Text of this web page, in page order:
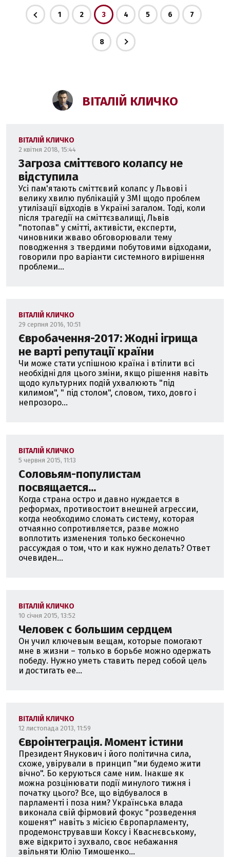
1 2 3 4 5 6 7
8
ВІТАЛІЙ КЛИЧКО
ВІТАЛІЙ КЛИЧКО
2 квітня 2018, 15:44
Загроза сміттєвого колапсу не
відступила
Усі пам'ятають сміттєвий колапс у Львові і
велику хвилю публікацій у ЗМІ щодо проблем
утилізації відходів в Україні загалом. Тоді, коли
після трагедії на сміттєзвалищі, Львів
"потопав" у смітті, активісти, експерти,
чиновники жваво обговорювали тему
поводження з твердими побутовими відходами,
говорили про варіанти системного вирішення
проблеми...
ВІТАЛІЙ КЛИЧКО
29 серпня 2016, 10:51
Євробачення-2017: Жодні ігрища
не варті репутації країни
Чи може стати успішною країна і втілити всі
необхідні для цього зміни, якщо рішення навіть
щодо культурних подій ухвалюють "під
килимом", " під столом", словом, тихо, довго і
непрозоро...
ВІТАЛІЙ КЛИЧКО
5 червня 2015, 11:13
Соловьям-популистам
посвящается...
Когда страна остро и давно нуждается в
реформах, противостоит внешней агрессии,
когда необходимо сломать систему, которая
отчаянно сопротивляется, разве можно
воплотить изменения только бесконечно
рассуждая о том, что и как нужно делать? Ответ
очевиден...
ВІТАЛІЙ КЛИЧКО
10 січня 2015, 13:52
Человек с большим сердцем
Он учил ключевым вещам, которые помогают
мне в жизни – только в борьбе можно одержать
победу. Нужно уметь ставить перед собой цель
и достигать ее...
ВІТАЛІЙ КЛИЧКО
12 листопада 2013, 11:59
Євроінтеграція. Момент істини
Президент Янукович і його політична сила,
схоже, увірували в принцип "ми будемо жити
вічно". Бо керуються саме ним. Інакше як
можна розцінювати події минулого тижня і
початку цього? Все, що відбувалося в
парламенті і поза ним? Українська влада
виконала свій фірмовий фокус "розведення
кошенят" навіть з місією Європарламенту,
продемонструвавши Коксу і Кваснєвському,
вже відкрито і зухвало, своє небажання
звільняти Юлію Тимошенко...